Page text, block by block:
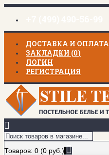
ДОСТАВКА И ОПЛАТА
ЗАКЛАДКИ (0)
ЛОГИН
РЕГИСТРАЦИЯ
Товаров: 0 (0 руб.)